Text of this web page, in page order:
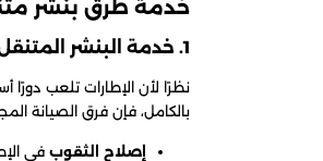
خدمة طرق بنشر
1. خدمة البنشر المتنقل – حلول سريعة وفعالة
نظرًا لأن الإطارات تلعب دورًا
بالكامل، فإن فرق الصيانة
إصلاح الثقوب في